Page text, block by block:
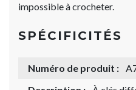
impossible à crocheter.
SPÉCIFICITÉS
Numéro de produit :